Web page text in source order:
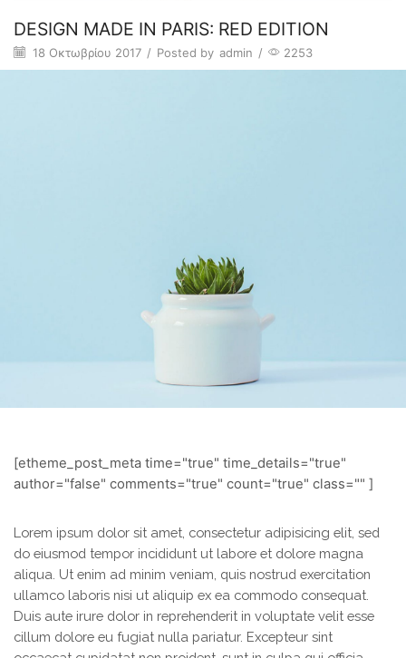
DESIGN MADE IN PARIS: RED EDITION
18 Οκτωβρίου 2017 / Posted by admin / 2253
[etheme_post_meta time="true" time_details="true"
author="false" comments="true" count="true" class="" ]
Lorem ipsum dolor sit amet, consectetur adipisicing elit, sed
do eiusmod tempor incididunt ut labore et dolore magna
aliqua. Ut enim ad minim veniam, quis nostrud exercitation
ullamco laboris nisi ut aliquip ex ea commodo consequat.
Duis aute irure dolor in reprehenderit in voluptate velit esse
cillum dolore eu fugiat nulla pariatur. Excepteur sint